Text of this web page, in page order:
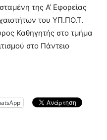
της Α’ Εφορείας
του ΥΠ.ΠΟ.Τ.
Καθηγητής στο τμήμα
στο Πάντειο